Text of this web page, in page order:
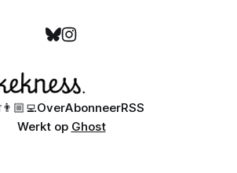
👨🏼‍💻OverAbonneerRSS
Werkt op Ghost